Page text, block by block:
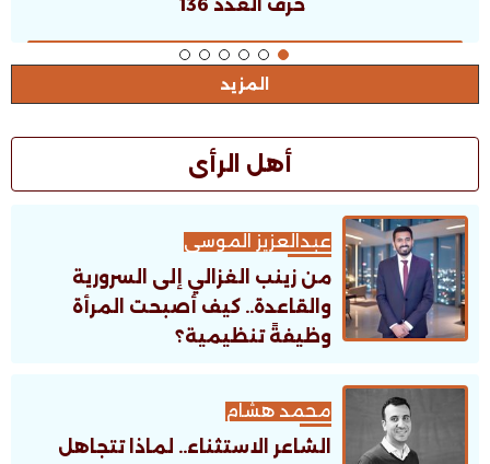
حرف العدد 135
المزيد
أهل الرأى
عبدالعزيز الموسى
من زينب الغزالي إلى السرورية
والقاعدة.. كيف أصبحت المرأة
وظيفةً تنظيمية؟
محمد هشام
الشاعر الاستثناء.. لماذا تتجاهل